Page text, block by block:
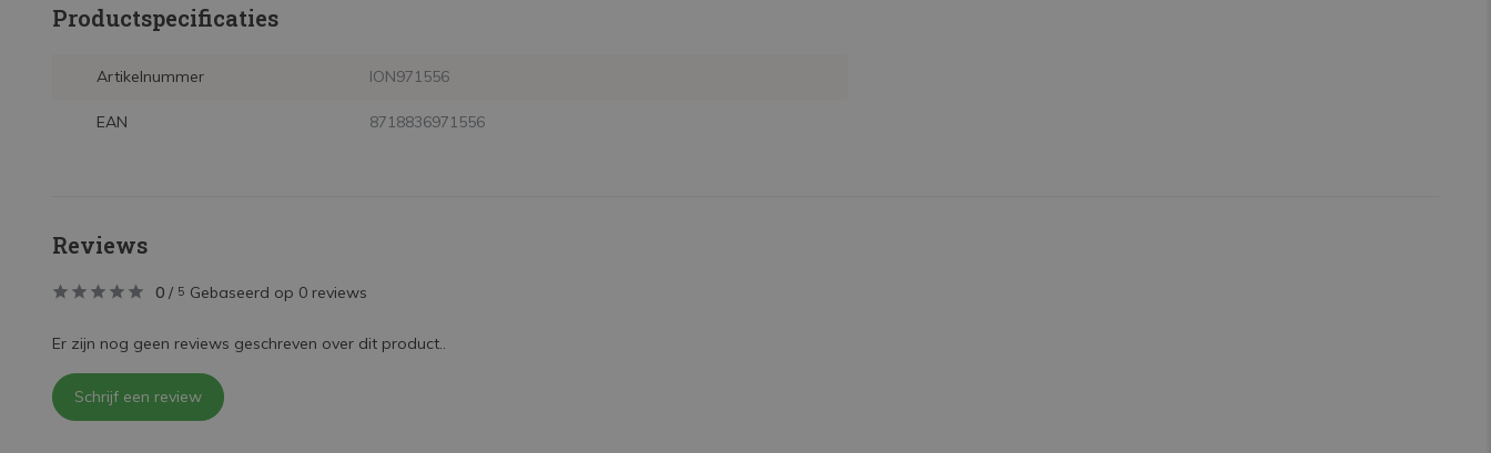
Productspecificaties
Artikelnummer ION971556
EAN 8718836971556
Reviews
0 / 5 Gebaseerd op 0 reviews
Er zijn nog geen reviews geschreven over dit product..
Schrijf een review